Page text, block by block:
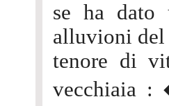
se ha dato
alluvioni del
tenore di
vecchiaia :